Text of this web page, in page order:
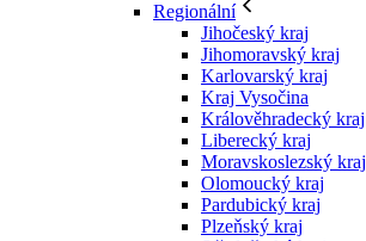
Regionální
Jihočeský kraj
Jihomoravský kraj
Karlovarský kraj
Kraj Vysočina
Králověhradecký kraj
Liberecký kraj
Moravskoslezský kraj
Olomoucký kraj
Pardubický kraj
Plzeňský kraj